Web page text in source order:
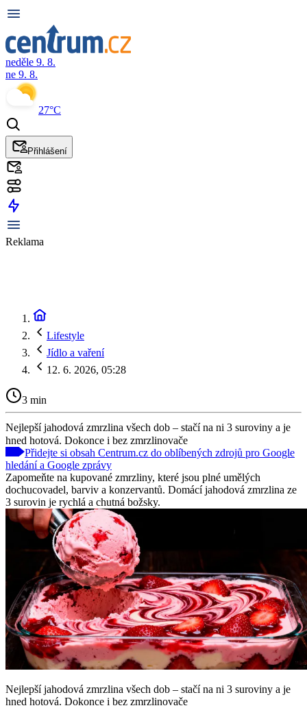
neděle 9. 8.
ne 9. 8.
27°C
Přihlášení
Reklama
Lifestyle
Jídlo a vaření
12. 6. 2026, 05:28
3 min
Nejlepší jahodová zmrzlina všech dob – stačí na ni 3 suroviny a je
hned hotová. Dokonce i bez zmrzlinovače
Přidejte si obsah Centrum.cz do oblíbených zdrojů pro Google
hledání a Google zprávy
Zapomeňte na kupované zmrzliny, které jsou plné umělých
dochucovadel, barviv a konzervantů. Domácí jahodová zmrzlina ze
3 surovin je rychlá a chutná božsky.
Nejlepší jahodová zmrzlina všech dob – stačí na ni 3 suroviny a je
hned hotová. Dokonce i bez zmrzlinovače